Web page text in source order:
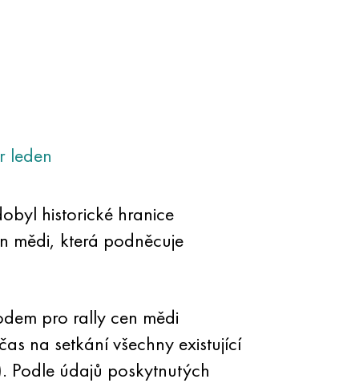
leden
historické hranice
mědi, která podněcuje
pro rally cen mědi
na setkání všechny existující
Podle údajů poskytnutých